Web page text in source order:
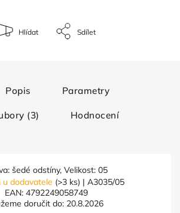
Hlídat Sdílet
Popis Parametry
(3) Hodnocení
šedé odstíny, Velikost: 05
u dodavatele (>3 ks) | A3035/05
EAN: 4792249058749
doručit do: 20.8.2026